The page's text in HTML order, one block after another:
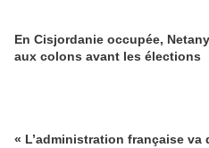
En Cisjordanie occupée,
aux colons avant les élections
« L’administration française